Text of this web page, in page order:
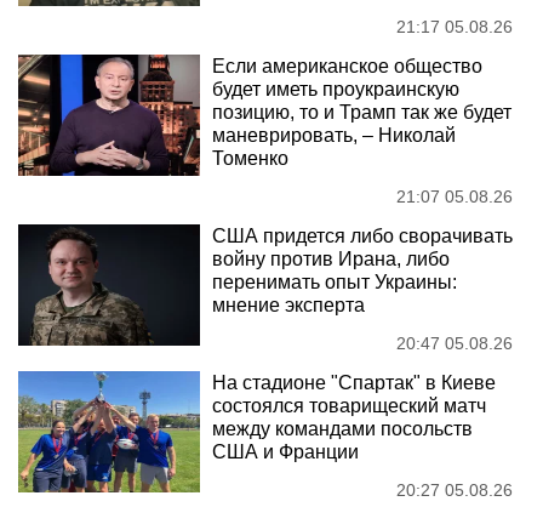
21:17 05.08.26
Если американское общество
будет иметь проукраинскую
позицию, то и Трамп так же будет
маневрировать, – Николай
Томенко
21:07 05.08.26
США придется либо сворачивать
войну против Ирана, либо
перенимать опыт Украины:
мнение эксперта
20:47 05.08.26
На стадионе "Спартак" в Киеве
состоялся товарищеский матч
между командами посольств
США и Франции
20:27 05.08.26